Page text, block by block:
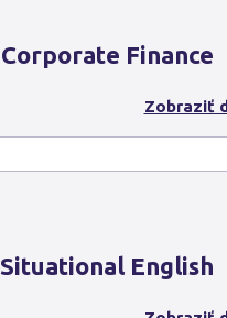
Corporate Finance
Zobraziť
Situational English